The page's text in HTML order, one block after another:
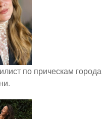
по прическам города